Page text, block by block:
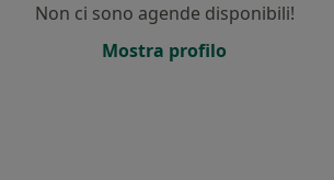
Non ci sono agende disponibili!
Mostra profilo